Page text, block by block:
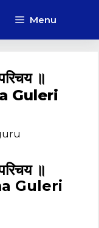
Menu
॥
Guleri
॥
Guleri